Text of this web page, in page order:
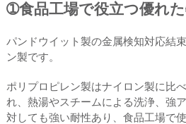
➀食品工場で役立つ優れ
パンドウイット製の金属検知対応結
ン製です。
ポリプロピレン製はナイロン製に比
れ、熱湯やスチームによる洗浄、強
対しても強い耐性あり、食品工場で